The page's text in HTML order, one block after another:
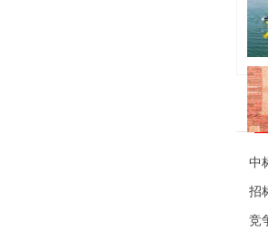
中
招
竞